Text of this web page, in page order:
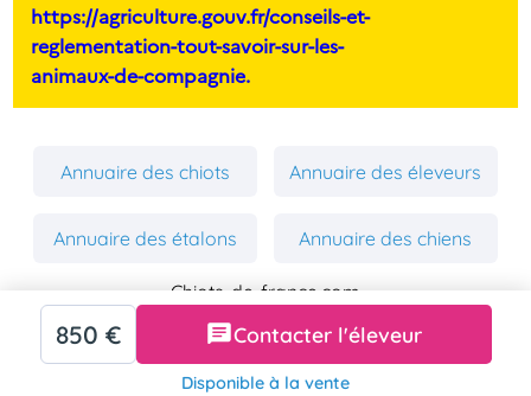
850 € Contacter l'éleveur
Disponible à la vente
https://agriculture.gouv.fr/conseils-et-
reglementation-tout-savoir-sur-les-
animaux-de-compagnie.
Annuaire des chiots Annuaire des éleveurs
Annuaire des étalons Annuaire des chiens
Chiots-de-france.com
Mentions Légales
Politique de Confidentialité
Copyright 2026 Chiens-de-france.com